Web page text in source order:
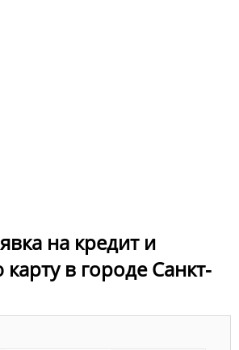
на кредит и
в городе Санкт-